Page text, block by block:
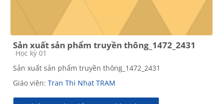
Sản xuất sản phẩm truyền thông_1472_2431
Các loại khóa học
Học kỳ 01
Sản xuất sản phẩm truyền thông_1472_2431
Giáo viên: Tran Thi Nhat TRAM